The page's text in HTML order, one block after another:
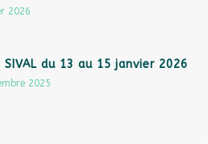
2026
SIVAL du 13 au 15 janvier 2026
2025